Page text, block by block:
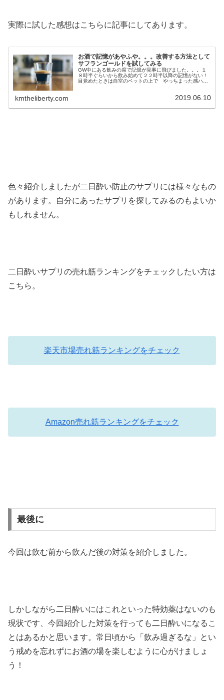
実際に試した感想はこちらに記事にしてあります。
お酒で記憶があやふや。。。改善する方法として
サフランゴールドを試してみる
GW中にある飲みの席で記憶が見事に飛びました。。。１
８時半ぐらいから飲み始めて２２時半以降の記憶がない！
目覚めたときは自室のベットの上で やっちまった感ハン
kmtheliberty.com 2019.06.10
色々紹介しましたが二日酔い防止のサプリには様々なもの
があります。自分にあったサプリを探してみるのもよいか
もしれません。
二日酔いサプリの売れ筋ランキングをチェックしたい方は
こちら。
楽天市場売れ筋ランキングをチェック
Amazon売れ筋ランキングをチェック
最後に
今回は飲む前から飲んだ後の対策を紹介しました。
しかしながら二日酔いにはこれといった特効薬はないのも
現状です、今回紹介した対策を行っても二日酔いになるこ
とはあるかと思います。常日頃から「飲み過ぎるな」とい
う戒めを忘れずにお酒の場を楽しむように心がけましょ
う！